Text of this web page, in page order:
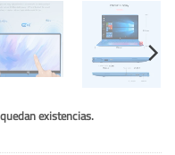
existencias.